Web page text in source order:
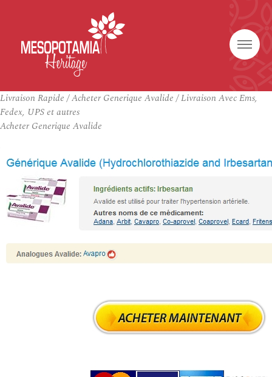
Livraison Rapide / Acheter Generique Avalide / Livraison Avec Ems,
Fedex, UPS et autres
Acheter Generique Avalide